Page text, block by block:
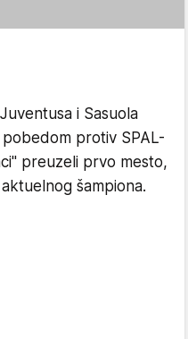
i Sasuola
protiv SPAL-
preuzeli prvo mesto,
šampiona.